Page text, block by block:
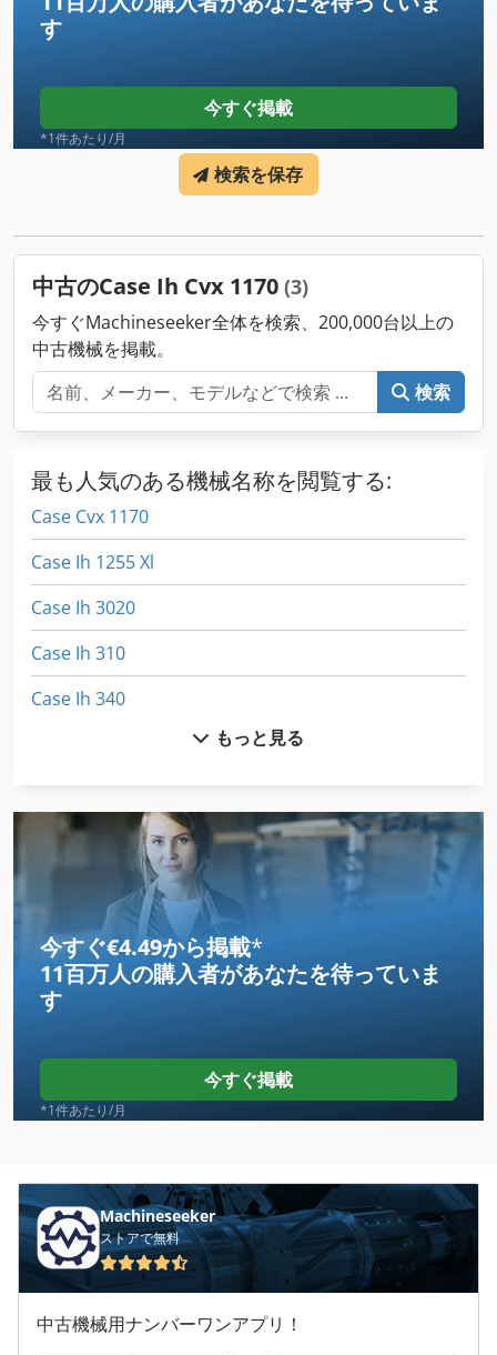
す
今すぐ掲載
*1件あたり/月
検索を保存
中古のCase Ih Cvx 1170 (3)
今すぐMachineseeker全体を検索、200,000台以上の
中古機械を掲載。
検索
最も人気のある機械名称を閲覧する:
Case Cvx 1170
Case Ih 1255 Xl
Case Ih 3020
Case Ih 310
Case Ih 340
Case Ih 5130
Case Ih 5800
Case Ih 7120
Case Ih 7250
Case Ih 8010
Case Ih Cvx 1155
Case Ih Cvx 150
Case Ih Cvx 170
Case Ih Cvx 195
Case Ih Cx 80
もっと見る
今すぐ€4.49から掲載*
11百万人の購入者があなたを待っていま
す
今すぐ掲載
*1件あたり/月
Machineseeker
ストアで無料
中古機械用ナンバーワンアプリ！